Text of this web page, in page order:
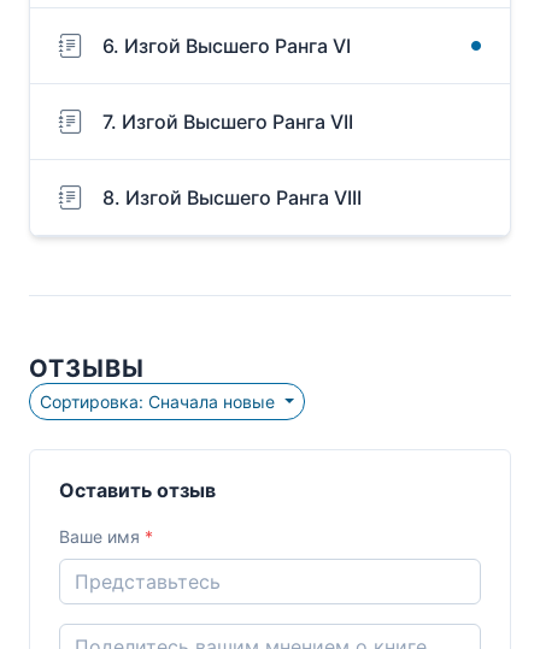
6. Изгой Высшего Ранга VI
7. Изгой Высшего Ранга VII
8. Изгой Высшего Ранга VIII
ОТЗЫВЫ
Сортировка: Сначала новые
Оставить отзыв
Ваше имя *